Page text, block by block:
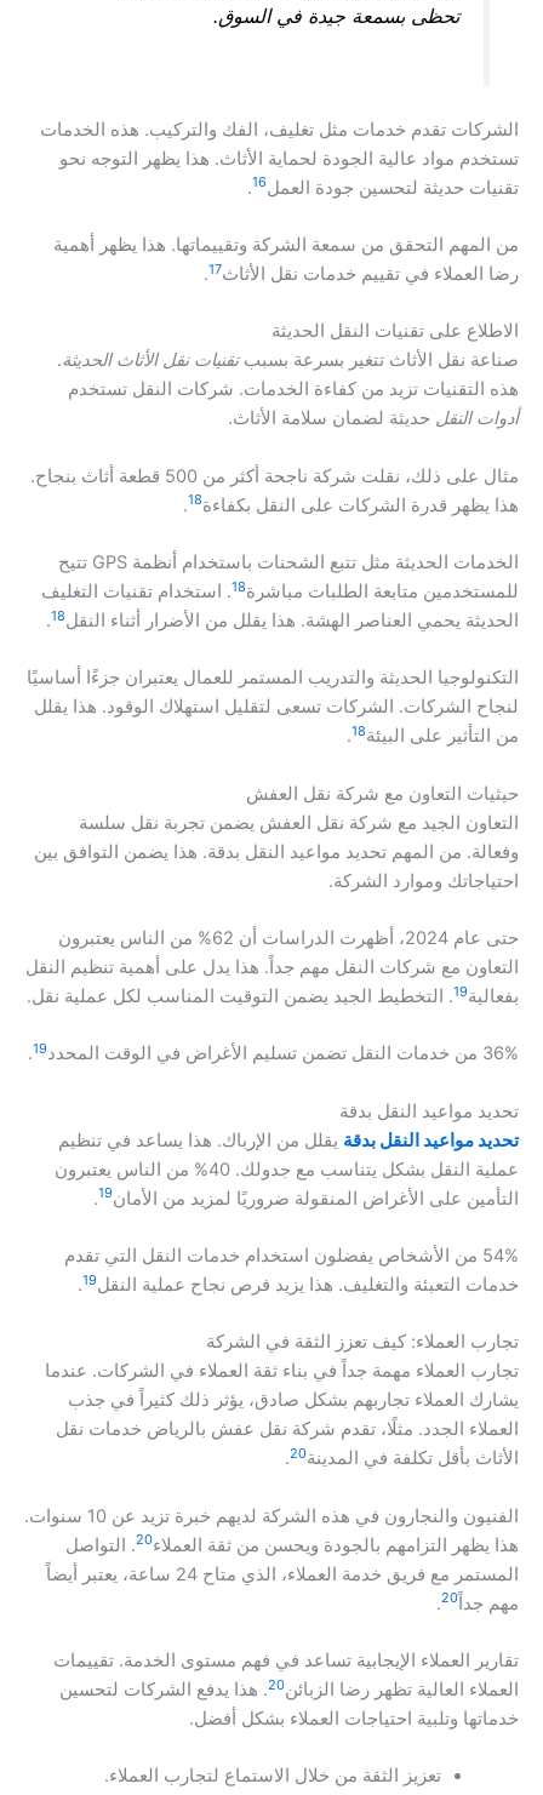
تحظى بسمعة جيدة في السوق.
الشركات تقدم خدمات مثل تغليف، الفك والتركيب. هذه الخدمات
تستخدم مواد عالية الجودة لحماية الأثاث. هذا يظهر التوجه نحو
تقنيات حديثة لتحسين جودة العمل16
.
من المهم التحقق من سمعة الشركة وتقييماتها. هذا يظهر أهمية
رضا العملاء في تقييم خدمات نقل الأثاث17
.
الاطلاع على تقنيات النقل الحديثة
صناعة نقل الأثاث تتغير بسرعة بسببتقنيات نقل الأثاث الحديثة.
هذه التقنيات تزيد من كفاءة الخدمات. شركات النقل تستخدم
أدوات النقل حديثة لضمان سلامة الأثاث.
مثال على ذلك، نقلت شركة ناجحة أكثر من 500 قطعة أثاث بنجاح.
هذا يظهر قدرة الشركات على النقل بكفاءة18
.
الخدمات الحديثة مثل تتبع الشحنات باستخدام أنظمة GPS تتيح
للمستخدمين متابعة الطلبات مباشرة18. استخدام تقنيات التغليف
الحديثة يحمي العناصر الهشة. هذا يقلل من الأضرار أثناء النقل18
.
التكنولوجيا الحديثة والتدريب المستمر للعمال يعتبران جزءًا أساسيًا
لنجاح الشركات. الشركات تسعى لتقليل استهلاك الوقود. هذا يقلل
من التأثير على البيئة18
.
حيثيات التعاون مع شركة نقل العفش
التعاون الجيد مع شركة نقل العفش يضمن تجربة نقل سلسة
وفعالة. من المهم تحديد مواعيد النقل بدقة. هذا يضمن التوافق بين
احتياجاتك وموارد الشركة.
حتى عام 2024، أظهرت الدراسات أن 62% من الناس يعتبرون
التعاون مع شركات النقل مهم جداً. هذا يدل على أهمية تنظيم النقل
بفعالية19. التخطيط الجيد يضمن التوقيت المناسب لكل عملية نقل.
36% من خدمات النقل تضمن تسليم الأغراض في الوقت المحدد 19
.
تحديد مواعيد النقل بدقة
تحديد مواعيد النقل بدقة يقلل من الإرباك. هذا يساعد في تنظيم
عملية النقل بشكل يتناسب مع جدولك. 40% من الناس يعتبرون
التأمين على الأغراض المنقولة ضروريًا لمزيد من الأمان19
.
54% من الأشخاص يفضلون استخدام خدمات النقل التي تقدم
خدمات التعبئة والتغليف. هذا يزيد فرص نجاح عملية النقل19
.
تجارب العملاء: كيف تعزز الثقة في الشركة
تجارب العملاء مهمة جداً في بناء ثقة العملاء في الشركات. عندما
يشارك العملاء تجاربهم بشكل صادق، يؤثر ذلك كثيراً في جذب
العملاء الجدد. مثلًا، تقدم شركة نقل عفش بالرياض خدمات نقل
الأثاث بأقل تكلفة في المدينة20
.
الفنيون والنجارون في هذه الشركة لديهم خبرة تزيد عن 10 سنوات.
هذا يظهر التزامهم بالجودة ويحسن من ثقة العملاء20. التواصل
المستمر مع فريق خدمة العملاء، الذي متاح 24 ساعة، يعتبر أيضاً
مهم جداً20
.
تقارير العملاء الإيجابية تساعد في فهم مستوى الخدمة. تقييمات
العملاء العالية تظهر رضا الزبائن20. هذا يدفع الشركات لتحسين
خدماتها وتلبية احتياجات العملاء بشكل أفضل.
تعزيز الثقة من خلال الاستماع لتجارب العملاء.